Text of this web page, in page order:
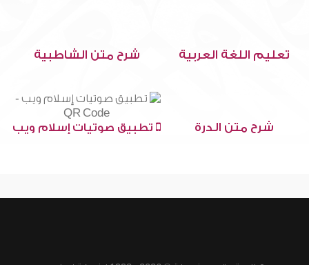
تعليم اللغة العربية شرح متن الشاطبية
شرح متن الدرة تطبيق صوتيات إسلام ويب